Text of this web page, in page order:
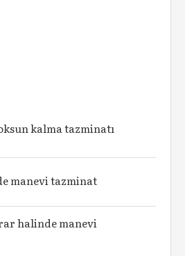
kalma tazminatı
manevi tazminat
halinde manevi